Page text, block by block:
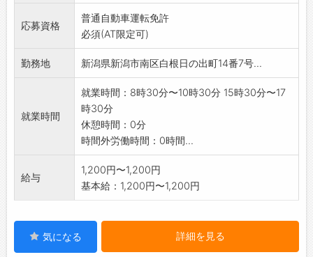
応募資格
普通自動車運転免許
必須(AT限定可)
勤務地 新潟県新潟市南区白根日の出町14番7号...
就業時間
就業時間：8時30分〜10時30分 15時30分〜17
時30分
休憩時間：0分
時間外労働時間：0時間...
給与
1,200円〜1,200円
基本給：1,200円〜1,200円
気になる 詳細を見る